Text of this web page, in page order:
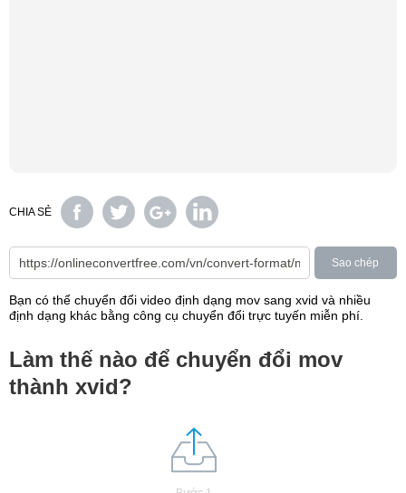
CHIA SẺ
Sao chép
Bạn có thể chuyển đổi video định dạng mov sang xvid và nhiều
định dạng khác bằng công cụ chuyển đổi trực tuyến miễn phí.
Làm thế nào để chuyển đổi mov
thành xvid?